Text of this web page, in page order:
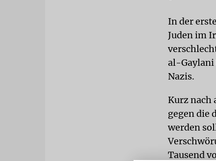
In der
Juden im
al-Gaylani
Nazis.
Kurz nach
gegen die
werden
Tausend